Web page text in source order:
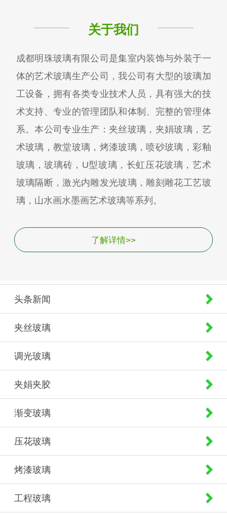
关于我们
成都明珠玻璃有限公司是集室内装饰与外装于一
体的艺术玻璃生产公司，我公司有大型的玻璃加
工设备，拥有各类专业技术人员，具有强大的技
术支持、专业的管理团队和体制、完整的管理体
系。本公司专业生产：夹丝玻璃，夹娟玻璃，艺
术玻璃，教堂玻璃，烤漆玻璃，喷砂玻璃，彩釉
玻璃，玻璃砖，U型玻璃，长虹压花玻璃，艺术
玻璃隔断，激光内雕发光玻璃，雕刻雕花工艺玻
璃，山水画水墨画艺术玻璃等系列。
了解详情>>
头条新闻
夹丝玻璃
调光玻璃
夹娟夹胶
渐变玻璃
压花玻璃
烤漆玻璃
工程玻璃